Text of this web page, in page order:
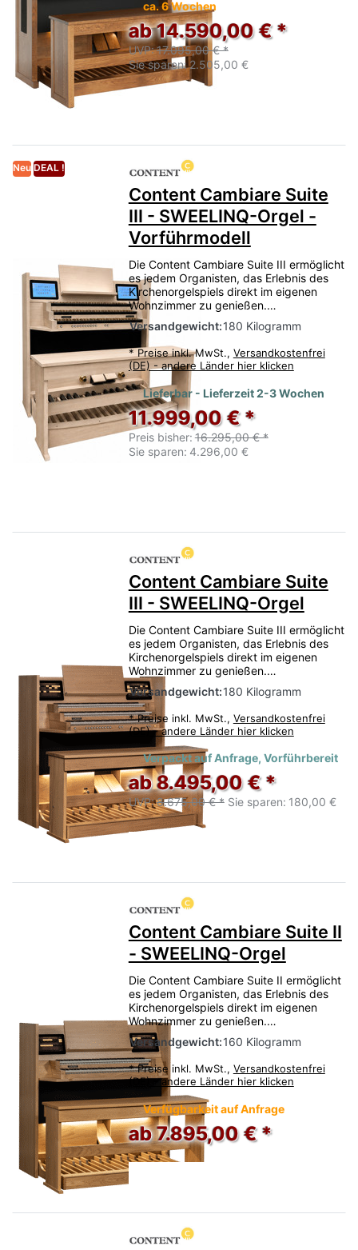
ca. 6 Wochen
ab 14.590,00 € *
UVP:17.095,00 € *
Sie sparen:2.505,00 €
Neu DEAL !
Content Cambiare Suite
III - SWEELINQ-Orgel -
Vorführmodell
Die Content Cambiare Suite III ermöglicht
es jedem Organisten, das Erlebnis des
Kirchenorgelspiels direkt im eigenen
Wohnzimmer zu genießen.…
Versandgewicht:180 Kilogramm
* Preise inkl. MwSt., Versandkostenfrei
(DE) - andere Länder hier klicken
Lieferbar - Lieferzeit 2-3 Wochen
11.999,00 € *
Preis bisher: 16.295,00 € *
Sie sparen: 4.296,00 €
Content Cambiare Suite
III - SWEELINQ-Orgel
Die Content Cambiare Suite III ermöglicht
es jedem Organisten, das Erlebnis des
Kirchenorgelspiels direkt im eigenen
Wohnzimmer zu genießen.…
Versandgewicht:180 Kilogramm
* Preise inkl. MwSt., Versandkostenfrei
(DE) - andere Länder hier klicken
Verpackt auf Anfrage, Vorführbereit
ab 8.495,00 € *
UVP:8.675,00 € * Sie sparen: 180,00 €
Content Cambiare Suite II
- SWEELINQ-Orgel
Die Content Cambiare Suite II ermöglicht
es jedem Organisten, das Erlebnis des
Kirchenorgelspiels direkt im eigenen
Wohnzimmer zu genießen.…
Versandgewicht:160 Kilogramm
* Preise inkl. MwSt., Versandkostenfrei
(DE) - andere Länder hier klicken
Verfügbarkeit auf Anfrage
ab 7.895,00 € *